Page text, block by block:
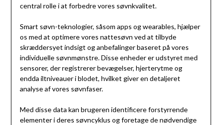
central rolle i at forbedre vores søvnkvalitet.
Smart søvn-teknologier, såsom apps og wearables, hjælper
os med at optimere vores nattesøvn ved at tilbyde
skræddersyet indsigt og anbefalinger baseret på vores
individuelle søvnmønstre. Disse enheder er udstyret med
sensorer, der registrerer bevægelser, hjerterytme og
endda iltniveauer i blodet, hvilket giver en detaljeret
analyse af vores søvnfaser.
Med disse data kan brugeren identificere forstyrrende
elementer i deres søvncyklus og foretage de nødvendige